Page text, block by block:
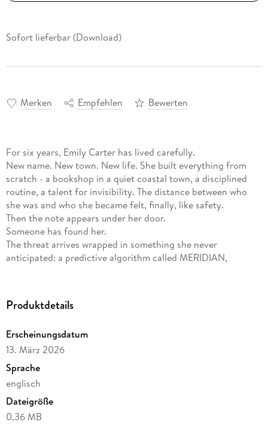
Sofort lieferbar (Download)
Merken Empfehlen Bewerten
For six years, Emily Carter has lived carefully.
New name. New town. New life. She built everything from
scratch - a bookshop in a quiet coastal town, a disciplined
routine, a talent for invisibility. The distance between who
she was and who she became felt, finally, like safety.
Then the note appears under her door.
Someone has found her.
The threat arrives wrapped in something she never
anticipated: a predictive algorithm called MERIDIAN,
conclusion with terrifying precision. Someone is coming. The
But the man who comes to warn her was flagged by the same
system as a danger to her life.
Daniel Hale built MERIDIAN. He knows what it can do. He
also knows what it becomes in the wrong hands - and who is
holding it now.
Emily is a journalist. She trusts evidence. She trusts her own
careful, methodical observation. What she cannot determine
Produktdetails
Erscheinungsdatum
13. März 2026
Sprache
englisch
Dateigröße
0,36 MB